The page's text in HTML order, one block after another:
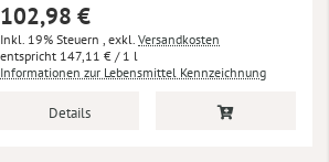
102,98 €
Inkl. 19% Steuern , exkl. Versandkosten
147,11 € / 1 l
Informationen zur Lebensmittel Kennzeichnung
Details